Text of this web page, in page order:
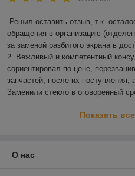
Решил оставить отзыв, т.к.
обращения в организацию
за заменой разбитого экрана в
2. Вежливый и компетентный
сориентировал по цене,
запчастей, после их поступления,
Заменили стекло в оговоренный
Показать
О нас